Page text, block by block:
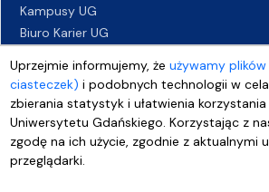
Uprzejmie informujemy, żeużywamy
ciasteczek) i podobnych technologii w
zbierania statystyk i ułatwienia korzystania
Uniwersytetu Gdańskiego. Korzystając z
zgodę na ich użycie, zgodnie z aktualnymi
przeglądarki.
Kampusy UG
Biuro Karier UG
Deklaracja dostępności